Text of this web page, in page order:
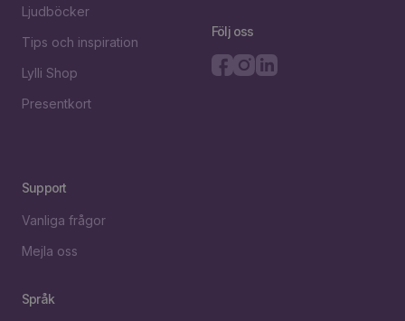
Ljudböcker
Tips och inspiration
Lylli Shop
Presentkort
Följ oss
Support
Vanliga frågor
Mejla oss
Språk